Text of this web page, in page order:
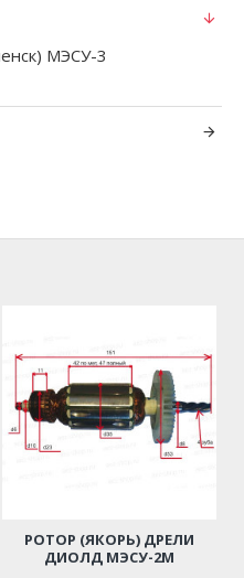
МЭСУ-3
РОТОР (ЯКОРЬ) ДРЕЛИ
ДИОЛД МЭСУ-2М